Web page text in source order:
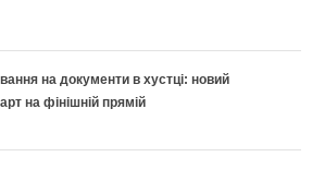
на документи в хустці: новий
на фінішній прямій